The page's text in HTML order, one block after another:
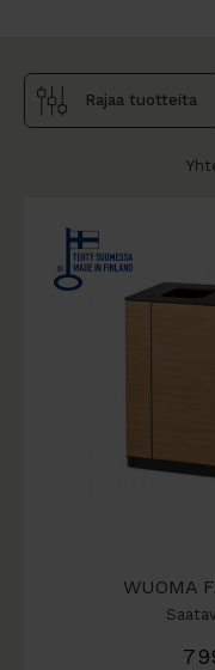
Rajaa tuotteita
WUOMA